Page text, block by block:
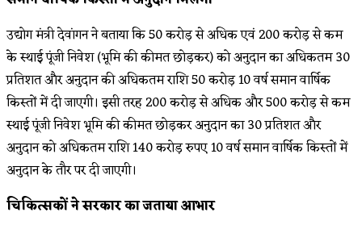
उद्योग मंत्री देवांगन ने बताया कि 50 करोड़ से अधिक एवं 200 करोड़ से कम
के स्थाई पूंजी निवेश (भूमि की कीमत छोड़कर) को अनुदान का अधिकतम 30
प्रतिशत और अनुदान की अधिकतम राशि 50 करोड़ 10 वर्ष समान वार्षिक
किस्तों में दी जाएगी। इसी तरह 200 करोड़ से अधिक और 500 करोड़ से कम
स्थाई पूंजी निवेश भूमि की कीमत छोड़कर अनुदान का 30 प्रतिशत और
अनुदान को अधिकतम राशि 140 करोड़ रुपए 10 वर्ष समान वार्षिक किस्तों में
अनुदान के तौर पर दी जाएगी।
चिकित्सकों ने सरकार का जताया आभार